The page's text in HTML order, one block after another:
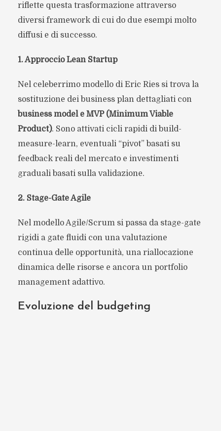
riflette questa trasformazione attraverso
diversi framework di cui do due esempi molto
diffusi e di successo.
1. Approccio Lean Startup
Nel celeberrimo modello di Eric Ries si trova la
sostituzione dei business plan dettagliati con
business model e MVP (Minimum Viable
Product). Sono attivati cicli rapidi di build-
measure-learn, eventuali “pivot” basati su
feedback reali del mercato e investimenti
graduali basati sulla validazione.
2. Stage-Gate Agile
Nel modello Agile/Scrum si passa da stage-gate
rigidi a gate fluidi con una valutazione
continua delle opportunità, una riallocazione
dinamica delle risorse e ancora un portfolio
management adattivo.
Evoluzione del budgeting